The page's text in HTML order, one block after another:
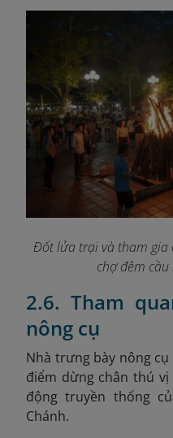
Đốt lửa trại và tham gia
chợ đêm
2.6. Tham
nông cụ
Nhà trưng bày nông
điểm dừng chân thú
động truyền thống
Chánh.